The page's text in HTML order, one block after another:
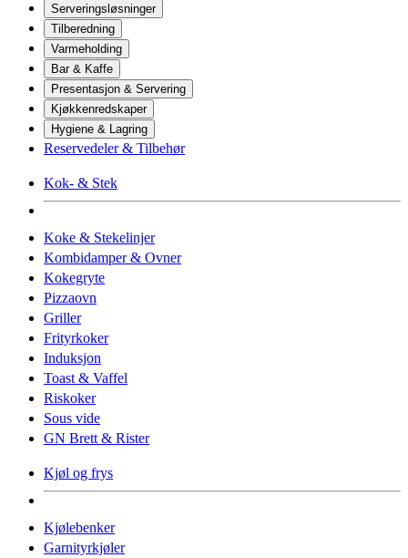
Serveringsløsninger
Tilberedning
Varmeholding
Bar & Kaffe
Presentasjon & Servering
Kjøkkenredskaper
Hygiene & Lagring
Reservedeler & Tilbehør
Kok- & Stek
Koke & Stekelinjer
Kombidamper & Ovner
Kokegryte
Pizzaovn
Griller
Frityrkoker
Induksjon
Toast & Vaffel
Riskoker
Sous vide
GN Brett & Rister
Kjøl og frys
Kjølebenker
Garnityrkjøler